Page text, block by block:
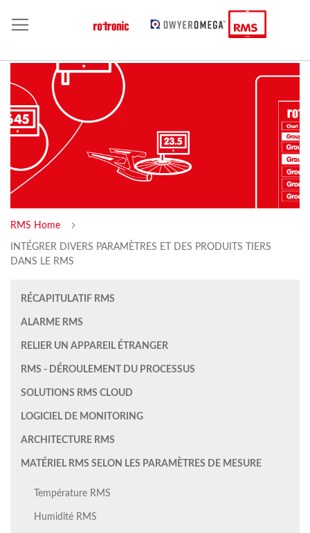
RMS Home
INTÉGRER DIVERS PARAMÈTRES ET DES PRODUITS TIERS
DANS LE RMS
RÉCAPITULATIF RMS
ALARME RMS
RELIER UN APPAREIL ÉTRANGER
RMS - DÉROULEMENT DU PROCESSUS
SOLUTIONS RMS CLOUD
LOGICIEL DE MONITORING
ARCHITECTURE RMS
MATÉRIEL RMS SELON LES PARAMÈTRES DE MESURE
Température RMS
Humidité RMS